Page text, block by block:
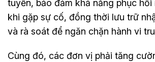
tuyến, bảo đảm khả năng phục hồi
khi gặp sự cố, đồng thời lưu trữ
và rà soát để ngăn chặn hành vi
Cùng đó, các đơn vị phải tăng